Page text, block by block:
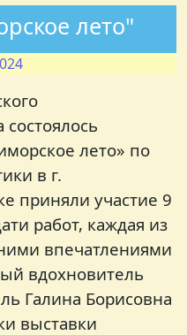
лето"
лето» по
в г.
приняли участие 9
работ, каждая из
впечатлениями
вдохновитель
Галина Борисовна
выставки